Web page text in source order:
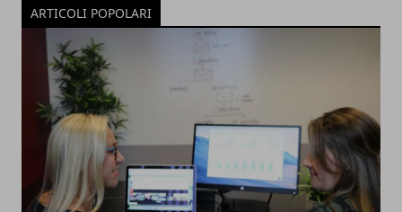
ARTICOLI POPOLARI